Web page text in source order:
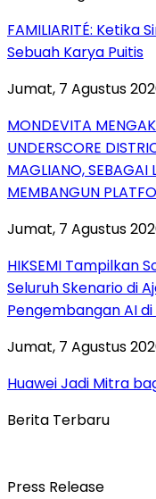
FAMILIARITÉ:
Sebuah Karya Puitis
Jumat, 7 Agustus
MONDEVITA
UNDERSCORE
MAGLIANO, SEBAGAI
MEMBANGUN
Jumat, 7 Agustus
HIKSEMI Tampilkan
Seluruh Skenario di
Pengembangan AI
Jumat, 7 Agustus
Huawei Jadi Mitra
Berita Terbaru
Press Release